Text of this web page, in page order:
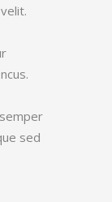
sed